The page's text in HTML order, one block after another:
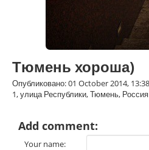
Тюмень хороша)
Опубликовано: 01 October 2014, 13:38
1, улица Республики, Тюмень, Россия
Add comment:
Your name: